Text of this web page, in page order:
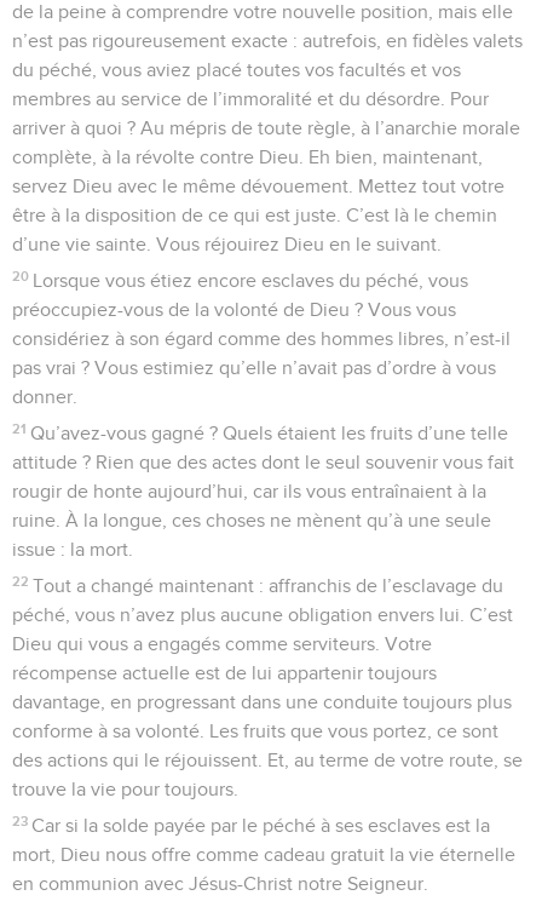
de la peine à comprendre votre nouvelle position, mais elle
n’est pas rigoureusement exacte : autrefois, en fidèles valets
du péché, vous aviez placé toutes vos facultés et vos
membres au service de l’immoralité et du désordre. Pour
arriver à quoi ? Au mépris de toute règle, à l’anarchie morale
complète, à la révolte contre Dieu. Eh bien, maintenant,
servez Dieu avec le même dévouement. Mettez tout votre
être à la disposition de ce qui est juste. C’est là le chemin
d’une vie sainte. Vous réjouirez Dieu en le suivant.
20 Lorsque vous étiez encore esclaves du péché, vous
préoccupiez-vous de la volonté de Dieu ? Vous vous
considériez à son égard comme des hommes libres, n’est-il
pas vrai ? Vous estimiez qu’elle n’avait pas d’ordre à vous
donner.
21 Qu’avez-vous gagné ? Quels étaient les fruits d’une telle
attitude ? Rien que des actes dont le seul souvenir vous fait
rougir de honte aujourd’hui, car ils vous entraînaient à la
ruine. À la longue, ces choses ne mènent qu’à une seule
issue : la mort.
22 Tout a changé maintenant : affranchis de l’esclavage du
péché, vous n’avez plus aucune obligation envers lui. C’est
Dieu qui vous a engagés comme serviteurs. Votre
récompense actuelle est de lui appartenir toujours
davantage, en progressant dans une conduite toujours plus
conforme à sa volonté. Les fruits que vous portez, ce sont
des actions qui le réjouissent. Et, au terme de votre route, se
trouve la vie pour toujours.
23 Car si la solde payée par le péché à ses esclaves est la
mort, Dieu nous offre comme cadeau gratuit la vie éternelle
en communion avec Jésus-Christ notre Seigneur.